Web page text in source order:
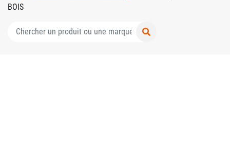
BOIS